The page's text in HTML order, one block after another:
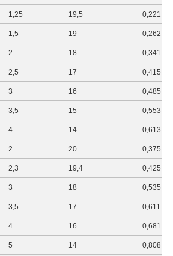
1,25 19,5 0,221
1,5 19 0,262
2 18 0,341
2,5 17 0,415
3 16 0,485
3,5 15 0,553
4 14 0,613
2 20 0,375
2,3 19,4 0,425
3 18 0,535
3,5 17 0,611
4 16 0,681
5 14 0,808